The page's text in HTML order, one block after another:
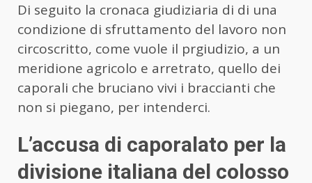
Di seguito la cronaca giudiziaria di di una
condizione di sfruttamento del lavoro non
circoscritto, come vuole il prgiudizio, a un
meridione agricolo e arretrato, quello dei
caporali che bruciano vivi i braccianti che
non si piegano, per intenderci.
L’accusa di caporalato per la
divisione italiana del colosso